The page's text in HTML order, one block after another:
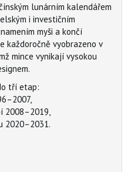
lunárním kalendářem
i investičním
myši a končí
každoročně vyobrazeno v
mince vynikají vysokou
tří etap:
2008–2019,
2020–2031.